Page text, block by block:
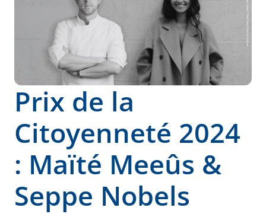
Prix de la
Citoyenneté 2024
: Maïté Meeûs &
Seppe Nobels